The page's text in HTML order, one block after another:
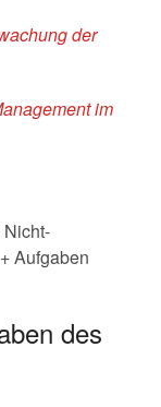
der
im
Nicht-
Aufgaben
des